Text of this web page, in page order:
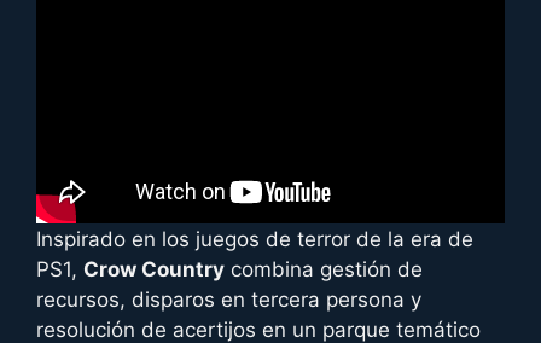
Inspirado en los juegos de terror de la era de
PS1, Crow Country combina gestión de
recursos, disparos en tercera persona y
resolución de acertijos en un parque temático